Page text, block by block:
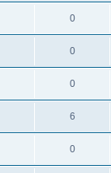
0
0
0
6
0